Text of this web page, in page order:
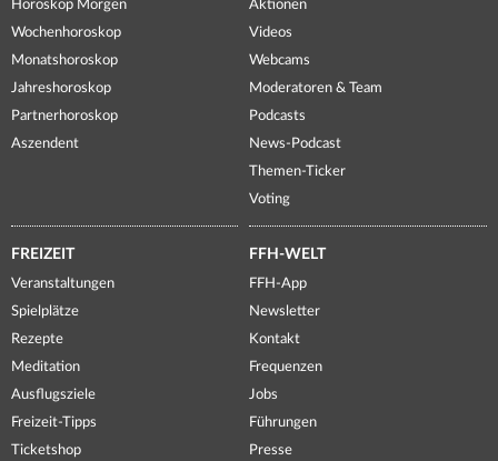
Horoskop Morgen
Wochenhoroskop
Monatshoroskop
Jahreshoroskop
Partnerhoroskop
Aszendent
Aktionen
Videos
Webcams
Moderatoren & Team
Podcasts
News-Podcast
Themen-Ticker
Voting
FREIZEIT
Veranstaltungen
Spielplätze
Rezepte
Meditation
Ausflugsziele
Freizeit-Tipps
Ticketshop
FFH-WELT
FFH-App
Newsletter
Kontakt
Frequenzen
Jobs
Führungen
Presse